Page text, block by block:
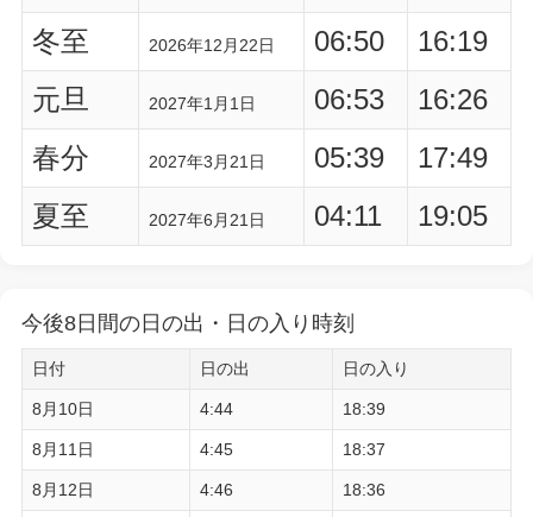
冬至
2026年12月22日 06:50
16:19
元旦
2027年1月1日 06:53
16:26
春分
2027年3月21日 05:39
17:49
夏至
2027年6月21日 04:11 19:05
今後8日間の日の出・日の入り時刻
日付 日の出 日の入り
8月10日 4:44 18:39
8月11日 4:45 18:37
8月12日 4:46 18:36